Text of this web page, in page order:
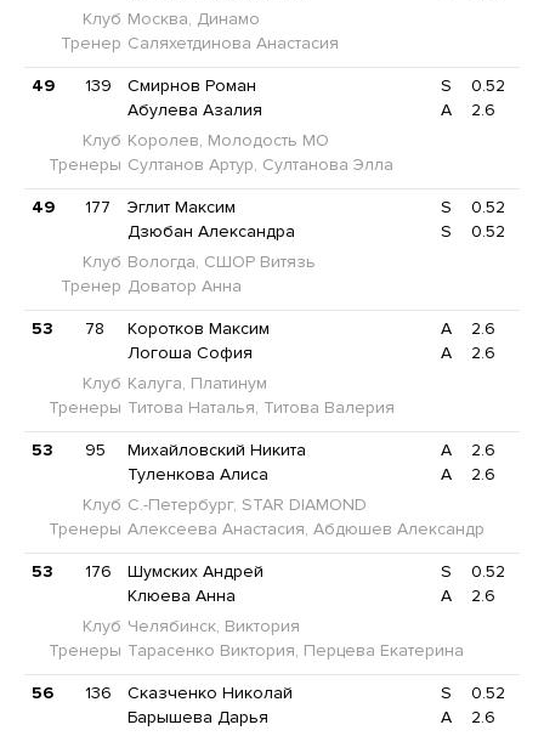
Клуб Москва, Динамо
Тренер Саляхетдинова Анастасия
49 139 Смирнов Роман S
0.52
Абулева Азалия
A
2.6
Клуб Королев, Молодость МО
Тренеры Султанов Артур, Султанова Элла
49 177 Эглит Максим S
0.52
Дзюбан Александра
S
0.52
Клуб Вологда, СШОР Витязь
Тренер Доватор Анна
53 78 Коротков Максим A
2.6
Логоша София
A
2.6
Клуб Калуга, Платинум
Тренеры Титова Наталья, Титова Валерия
53 95 Михайловский Никита A
2.6
Туленкова Алиса
A
2.6
Клуб С.-Петербург, STAR DIAMOND
Тренеры Алексеева Анастасия, Абдюшев Александр
53 176 Шумских Андрей S
0.52
Клюева Анна
A
2.6
Клуб Челябинск, Виктория
Тренеры Тарасенко Виктория, Перцева Екатерина
56 136 Сказченко Николай S
0.52
Барышева Дарья
A
2.6